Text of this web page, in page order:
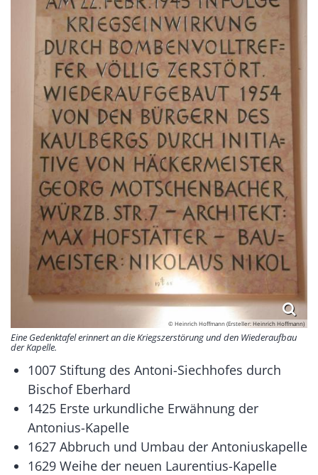
© Heinrich Hoffmann (Ersteller: Heinrich Hoffmann)
Eine Gedenktafel erinnert an die Kriegszerstörung und den Wiederaufbau
der Kapelle.
1007 Stiftung des Antoni-Siechhofes durch
Bischof Eberhard
1425 Erste urkundliche Erwähnung der
Antonius-Kapelle
1627 Abbruch und Umbau der Antoniuskapelle
1629 Weihe der neuen Laurentius-Kapelle